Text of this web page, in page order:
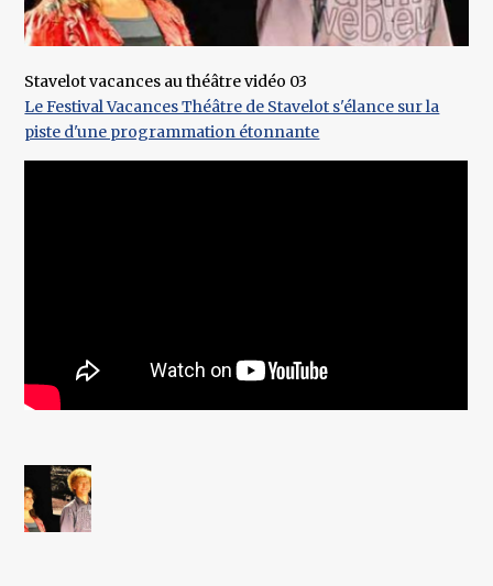
Stavelot vacances au théâtre vidéo 03
Le Festival Vacances Théâtre de Stavelot s'élance sur la
piste d'une programmation étonnante